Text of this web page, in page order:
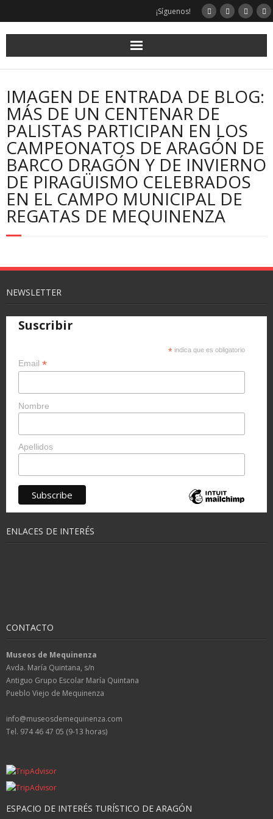
¡Síguenos!
IMAGEN DE ENTRADA DE BLOG:
MÁS DE UN CENTENAR DE
PALISTAS PARTICIPAN EN LOS
CAMPEONATOS DE ARAGÓN DE
BARCO DRAGÓN Y DE INVIERNO
DE PIRAGÜISMO CELEBRADOS
EN EL CAMPO MUNICIPAL DE
REGATAS DE MEQUINENZA
NEWSLETTER
Suscribir
* indica que es obligatorio
Email *
Nombre
Apellidos
ENLACES DE INTERÉS
CONTACTO
Museos de Mequinenza
Avda. María Quintana, s/n
Antiguo Grupo Escolar María Quintana
Pueblo Viejo de Mequinenza
info@museosdemequinenza.com
Tel. 974 46 47 05 (9-13 horas)
ESPACIO DE INTERÉS TURÍSTICO DE ARAGÓN